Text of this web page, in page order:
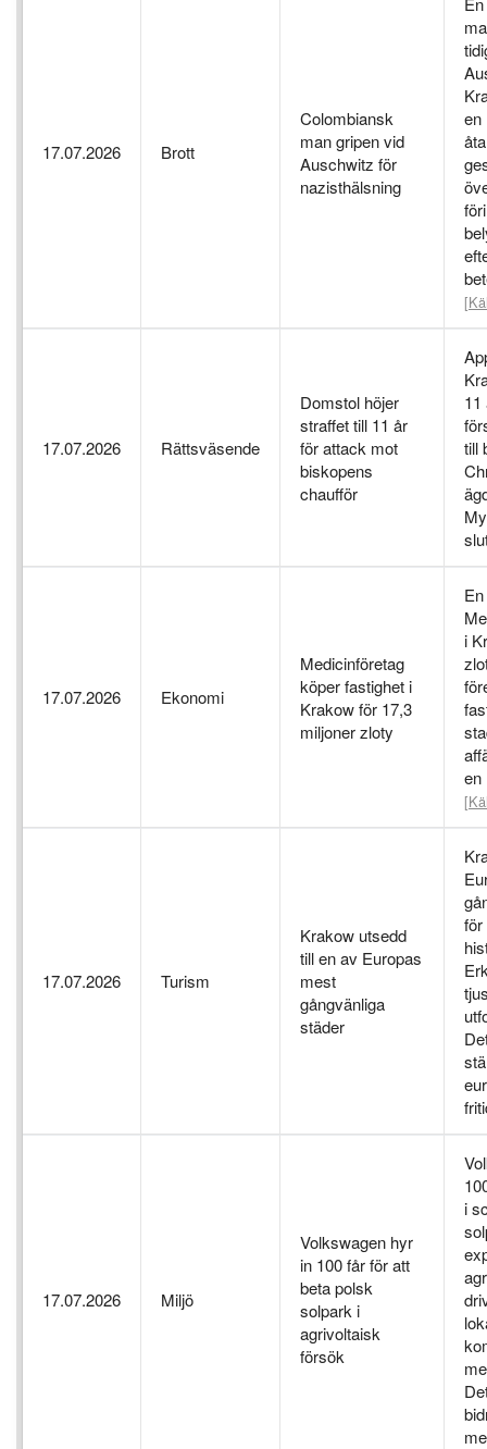
17.07.2026 Brott
Colombiansk
man gripen vid
Auschwitz för
nazisthälsning
en
17.07.2026 Rättsväsende
Domstol höjer
straffet till 11 år
för attack mot
biskopens
chaufför
11
till
17.07.2026 Ekonomi
Medicinföretag
köper fastighet i
Krakow för 17,3
miljoner zloty
i
en
17.07.2026 Turism
Krakow utsedd
till en av Europas
mest
gångvänliga
städer
för
17.07.2026 Miljö
Volkswagen hyr
in 100 får för att
beta polsk
solpark i
agrivoltaisk
försök
i